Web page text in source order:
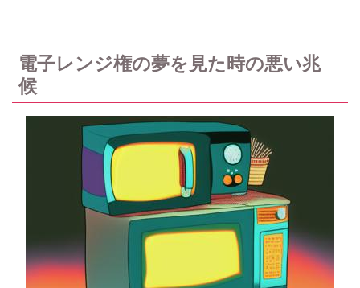
電子レンジ権の夢を見た時の悪い兆
候